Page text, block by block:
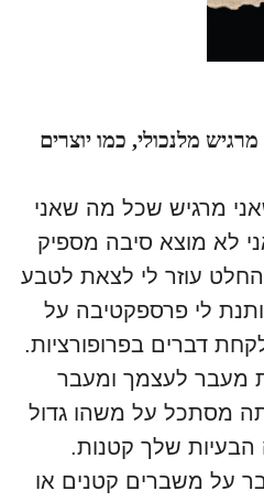
מלנכולי, כמו יוצרים
מרגיש שכל מה שאני
לא מוצא סיבה מספיק
עוזר לי לצאת לטבע
לי פרספקטיבה על
דברים בפרופורציות.
מעבר לעצמך ומעבר
מסתכל על משהו גדול
שלך קטנות.
על משברים קטנים או